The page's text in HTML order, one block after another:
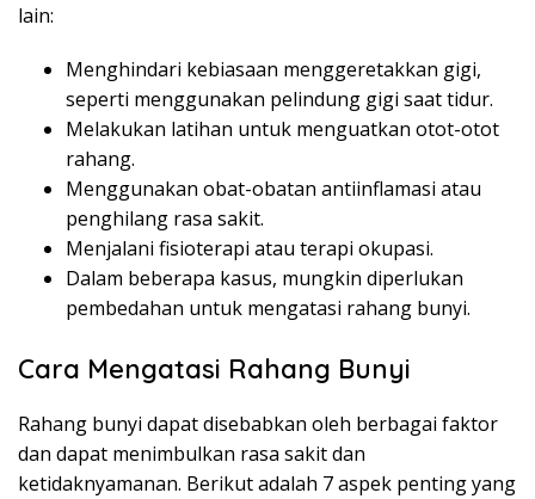
lain:
Menghindari kebiasaan menggeretakkan gigi,
seperti menggunakan pelindung gigi saat tidur.
Melakukan latihan untuk menguatkan otot-otot
rahang.
Menggunakan obat-obatan antiinflamasi atau
penghilang rasa sakit.
Menjalani fisioterapi atau terapi okupasi.
Dalam beberapa kasus, mungkin diperlukan
pembedahan untuk mengatasi rahang bunyi.
Cara Mengatasi Rahang Bunyi
Rahang bunyi dapat disebabkan oleh berbagai faktor
dan dapat menimbulkan rasa sakit dan
ketidaknyamanan. Berikut adalah 7 aspek penting yang